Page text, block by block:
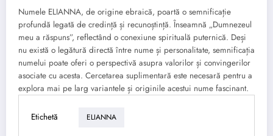
Numele ELIANNA, de origine ebraică, poartă o semnificație
profundă legată de credință și recunoștință. Înseamnă „Dumnezeul
meu a răspuns”, reflectând o conexiune spirituală puternică. Deși
nu există o legătură directă între nume și personalitate, semnificația
numelui poate oferi o perspectivă asupra valorilor și convingerilor
asociate cu acesta. Cercetarea suplimentară este necesară pentru a
explora mai pe larg variantele și originile acestui nume fascinant.
Etichetă ELIANNA